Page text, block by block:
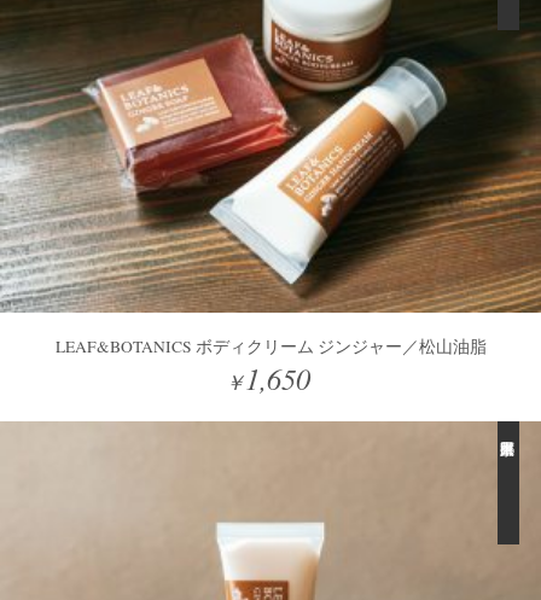
LEAF&BOTANICS ボディクリーム ジンジャー／松山油脂
￥1,650